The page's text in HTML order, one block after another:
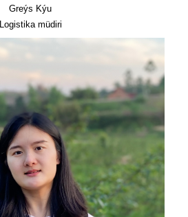
Greýs Kýu
Logistika müdiri